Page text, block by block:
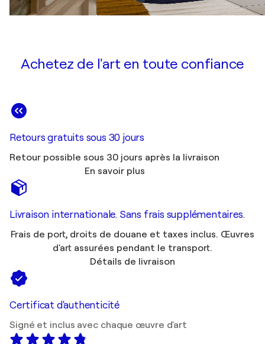
Achetez de l'art en toute confiance
Retours gratuits sous 30 jours
Retour possible sous 30 jours après la livraison
En savoir plus
Livraison internationale. Sans frais supplémentaires.
Frais de port, droits de douane et taxes inclus. Œuvres
d'art assurées pendant le transport.
Détails de livraison
Certificat d'authenticité
Signé et inclus avec chaque œuvre d'art